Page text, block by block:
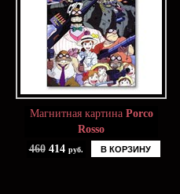
Магнитная картина Porco
Rosso
460414 руб. В КОРЗИНУ